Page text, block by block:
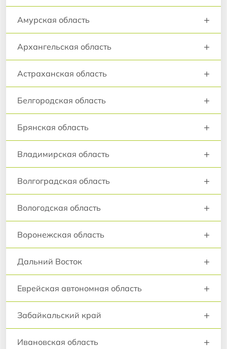
Амурская область +
Архангельская область +
Астраханская область +
Белгородская область +
Брянская область +
Владимирская область +
Волгоградская область +
Вологодская область +
Воронежская область +
Дальний Восток +
Еврейская автономная область +
Забайкальский край +
Ивановская область +